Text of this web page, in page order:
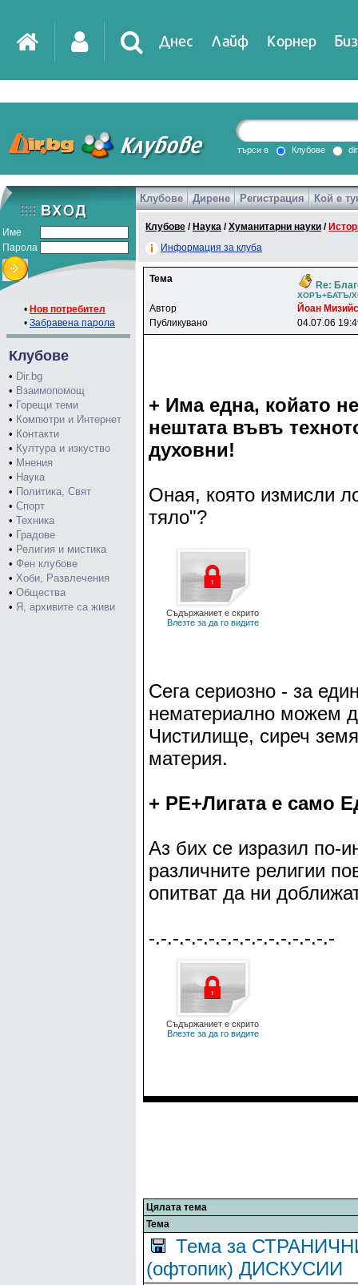
Днес Лайф Корнер
DirTV Impressio
Games
търси в Клубове
Име
Парола
• Нов потребител
• Забравена парола
Клубове
• Dir.bg
• Взаимопомощ
• Горещи теми
• Компютри и Интернет
• Контакти
• Култура и изкуство
• Мнения
• Наука
• Политика, Свят
• Спорт
• Техника
• Градове
• Религия и мистика
• Фен клубове
• Хоби, Развлечения
• Общества
• Я, архивите са живи
Клубове Дирене Регистрация Кой е
Клубове / Наука /Хуманитарни науки /
Информация за клуба
Тема
Re:
XOPЪ+БATЪ/
Автор
Йoaн
Публикувано
04.07.06
+ Има една, койато
нештата въвъ
духовни!
Оная, която измисли
тяло"?
Съдържаниет е скрито
Влезте за да го видите
Сега сериозно - за
нематериално можем
Чистилище, сиреч
материя.
+ РЕ+Лигата е само
Аз бих се изразил по-
различните религии
опитват да ни
-.-.-.-.-.-.-.-.-.-.-.-.-.-.-.-
Съдържаниет е скрито
Влезте за да го видите
Цялата тема
Тема
Тема за
(офтопик) ДИСКУСИИ